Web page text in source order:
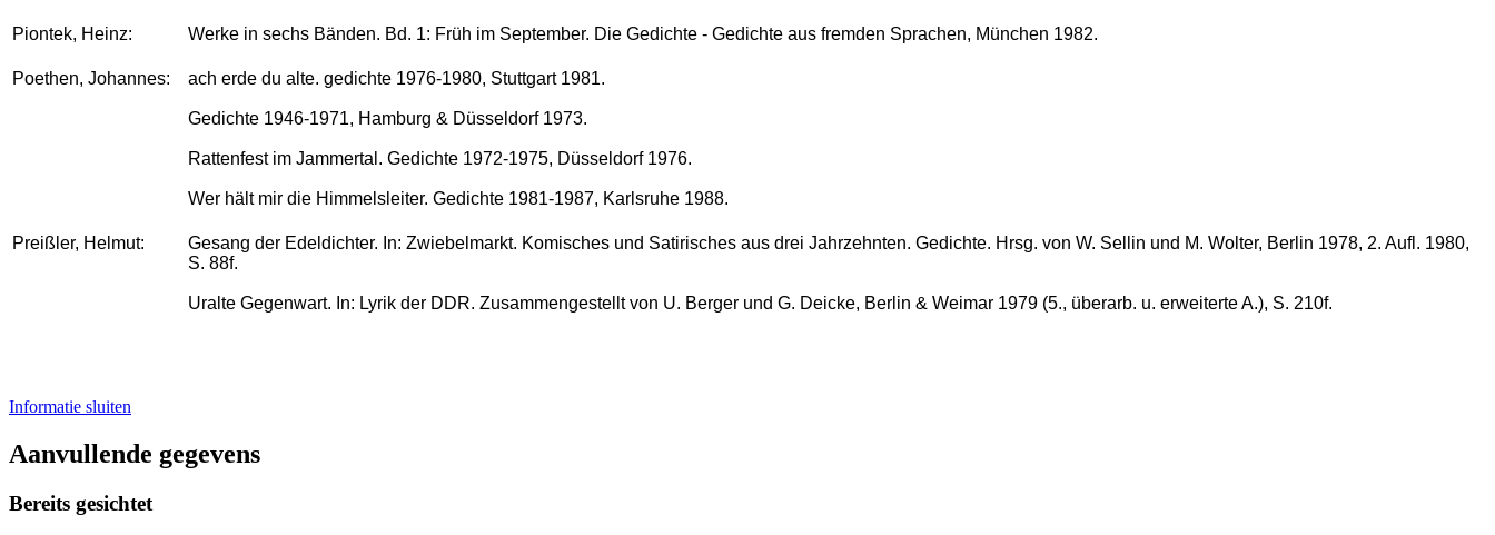
Piontek, Heinz: Werke in sechs Bänden. Bd. 1: Früh im September. Die Gedichte - Gedichte aus fremden Sprachen, München 1982.
Poethen, Johannes: ach erde du alte. gedichte 1976-1980, Stuttgart 1981.
Gedichte 1946-1971, Hamburg & Düsseldorf 1973.
Rattenfest im Jammertal. Gedichte 1972-1975, Düsseldorf 1976.
Wer hält mir die Himmelsleiter. Gedichte 1981-1987, Karlsruhe 1988.
Preißler, Helmut:
Gesang der Edeldichter. In: Zwiebelmarkt. Komisches und Satirisches aus drei Jahrzehnten. Gedichte. Hrsg. von W. Sellin und M. Wolter, Berlin 1978, 2. Aufl. 1980,
S. 88f.
Uralte Gegenwart. In: Lyrik der DDR. Zusammengestellt von U. Berger und G. Deicke, Berlin & Weimar 1979 (5., überarb. u. erweiterte A.), S. 210f.
Informatie sluiten
Aanvullende gegevens
Bereits gesichtet